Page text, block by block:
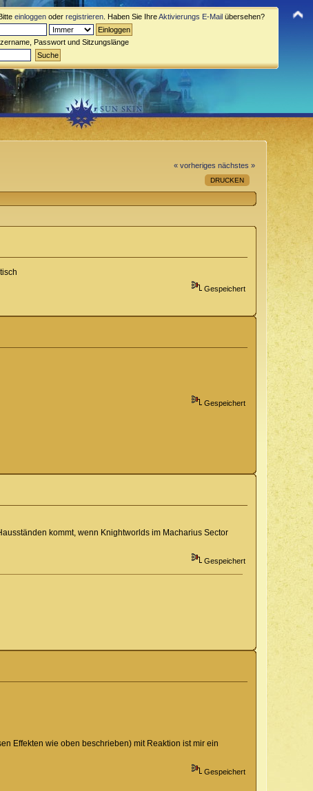
Bitte einloggen oder registrieren . Haben Sie IhreAktivierungs E-Mail übersehen?
Passwort und Sitzungslänge
« vorheriges nächstes »
DRUCKEN
Gespeichert
Gespeichert
kommt, wenn Knightworlds im Macharius Sector
Gespeichert
Effekten wie oben beschrieben) mit Reaktion ist mir ein
Gespeichert